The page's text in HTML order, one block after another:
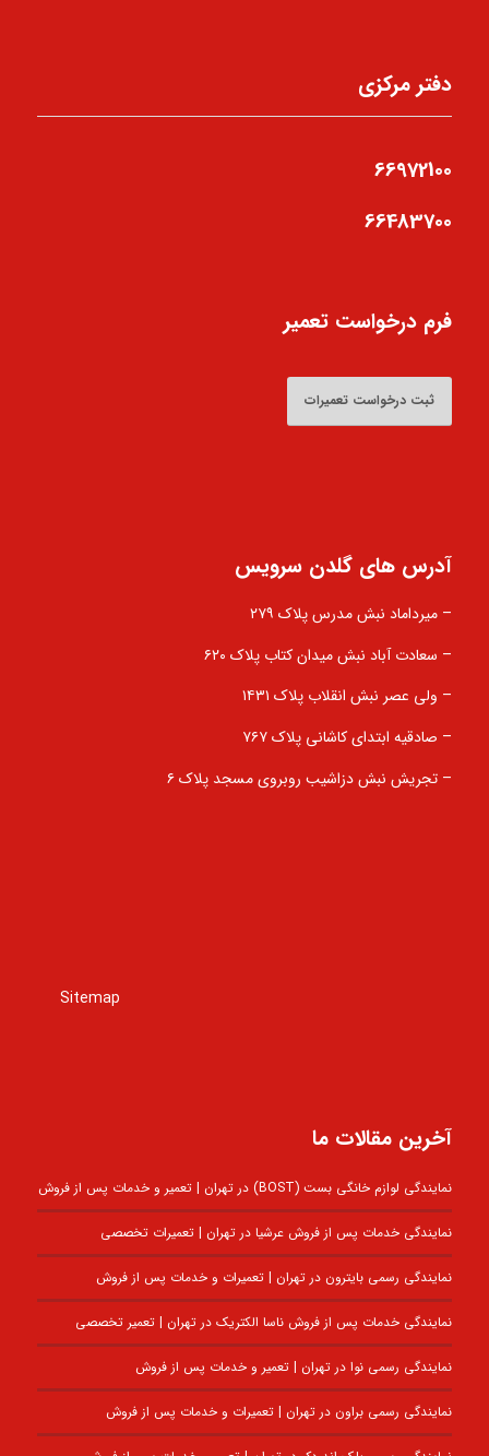
دفتر مرکزی
66972100
66483700
فرم درخواست تعمیر
ثبت درخواست تعمیرات
آدرس های گلدن سرویس
– میرداماد نبش مدرس پلاک ۲۷۹
– سعادت آباد نبش میدان کتاب پلاک ۶۲۰
– ولی عصر نبش انقلاب پلاک ۱۴۳۱
– صادقیه ابتدای کاشانی پلاک ۷۶۷
– تجریش نبش دزاشیب روبروی مسجد پلاک ۶
Sitemap
آخرین مقالات ما
نمایندگی لوازم خانگی بست (BOST) در تهران | تعمیر و خدمات پس از فروش
نمایندگی خدمات پس از فروش عرشیا در تهران | تعمیرات تخصصی
نمایندگی رسمی بایترون در تهران | تعمیرات و خدمات پس از فروش
نمایندگی خدمات پس از فروش ناسا الکتریک در تهران | تعمیر تخصصی
نمایندگی رسمی نوا در تهران | تعمیر و خدمات پس از فروش
نمایندگی رسمی براون در تهران | تعمیرات و خدمات پس از فروش